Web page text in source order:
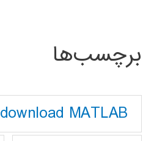
برچسب‌ها
download MATLAB